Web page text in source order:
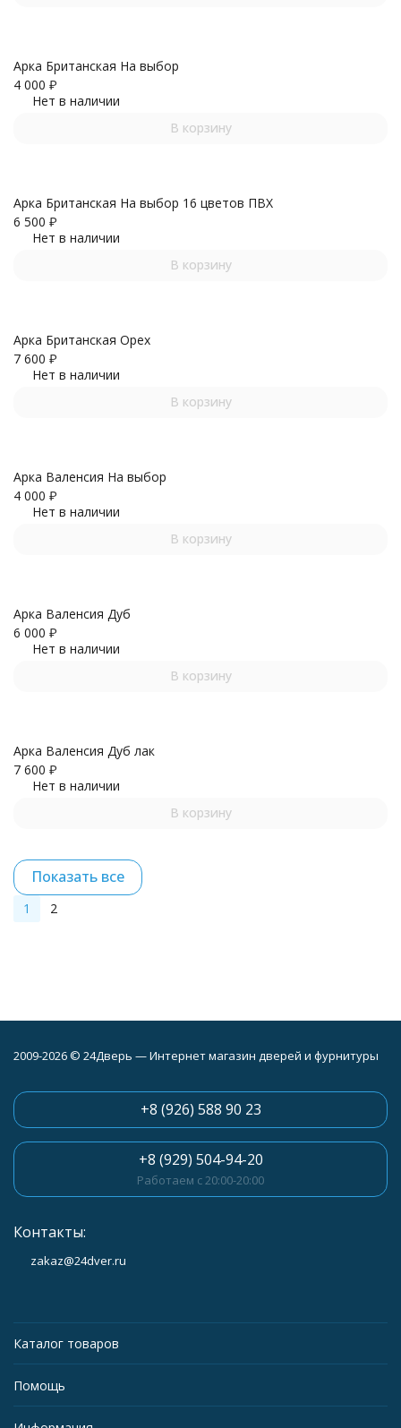
Арка Британская На выбор
4 000 ₽
Нет в наличии
В корзину
Арка Британская На выбор 16 цветов ПВХ
6 500 ₽
Нет в наличии
В корзину
Арка Британская Орех
7 600 ₽
Нет в наличии
В корзину
Арка Валенсия На выбор
4 000 ₽
Нет в наличии
В корзину
Арка Валенсия Дуб
6 000 ₽
Нет в наличии
В корзину
Арка Валенсия Дуб лак
7 600 ₽
Нет в наличии
В корзину
Показать все
1 2
2009-2026 © 24Дверь — Интернет магазин дверей и фурнитуры
+8 (926) 588 90 23
+8 (929) 504-94-20
Работаем с 20:00-20:00
Контакты:
zakaz@24dver.ru
Каталог товаров
Помощь